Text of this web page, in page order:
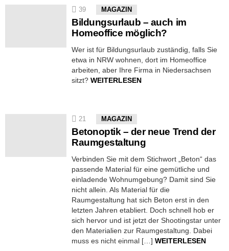
39 MAGAZIN
Bildungsurlaub – auch im
Homeoffice möglich?
Wer ist für Bildungsurlaub zuständig, falls Sie
etwa in NRW wohnen, dort im Homeoffice
arbeiten, aber Ihre Firma in Niedersachsen
sitzt? WEITERLESEN
21 MAGAZIN
Betonoptik – der neue Trend der
Raumgestaltung
Verbinden Sie mit dem Stichwort „Beton“ das
passende Material für eine gemütliche und
einladende Wohnumgebung? Damit sind Sie
nicht allein. Als Material für die
Raumgestaltung hat sich Beton erst in den
letzten Jahren etabliert. Doch schnell hob er
sich hervor und ist jetzt der Shootingstar unter
den Materialien zur Raumgestaltung. Dabei
muss es nicht einmal […] WEITERLESEN